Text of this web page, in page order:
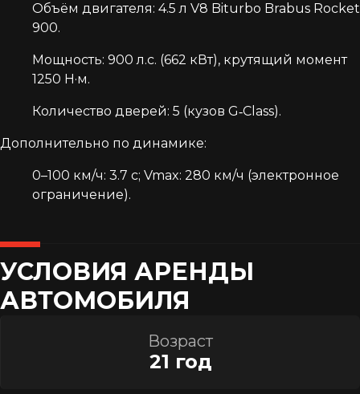
Объём двигателя: 4.5 л V8 Biturbo Brabus Rocket
900.
​Мощность: 900 л.с. (662 кВт), крутящий момент
1250 Н·м.
​Количество дверей: 5 (кузов G‑Class).​
Дополнительно по динамике:
0–100 км/ч: 3.7 с; Vmax: 280 км/ч (электронное
ограничение).
УСЛОВИЯ АРЕНДЫ
АВТОМОБИЛЯ
Возраст
21 год